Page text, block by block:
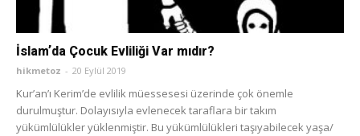
İslamʼda Çocuk Evliliği Var mıdır?
hikmetoz - 20 Eylül 2019
Kurʼanʼı Kerimʼde evlilik müessesesi üzerinde çok önemle
durulmuştur. Dolayısıyla evlenecek taraflara bir takım
yükümlülükler yüklenmiştir. Bu yükümlülükleri taşıyabilecek yaşa/